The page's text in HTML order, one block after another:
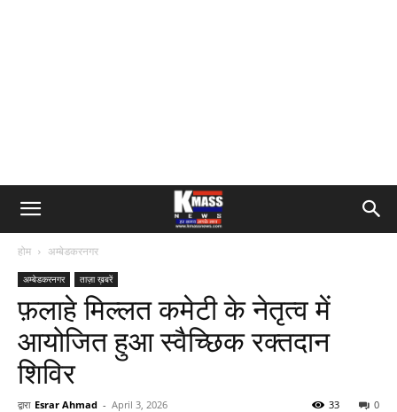
होम अम्बेडकरनगर
अम्बेडकरनगर ताज़ा ख़बरें
फ़लाहे मिल्लत कमेटी के नेतृत्व में
आयोजित हुआ स्वैच्छिक रक्तदान
शिविर
द्वारा Esrar Ahmad - April 3, 2026 0
33